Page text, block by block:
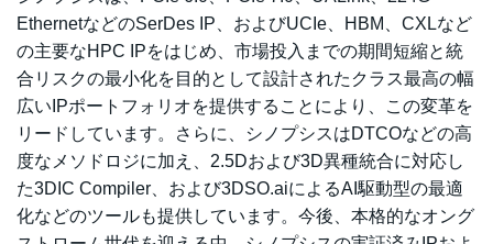
EthernetなどのSerDes IP、およびUCIe、HBM、CXLなど
の主要なHPC IPをはじめ、市場投入までの期間短縮と統
合リスクの最小化を目的として設計されたクラス最高の幅
広いIPポートフォリオを提供することにより、この変革を
リードしています。さらに、シノプシスはDTCOなどの高
度なメソドロジに加え、2.5Dおよび3D異種統合に対応し
た3DIC Compiler、および3DSO.aiによるAI駆動型の最適
化などのツールも提供しています。今後、本格的なオング